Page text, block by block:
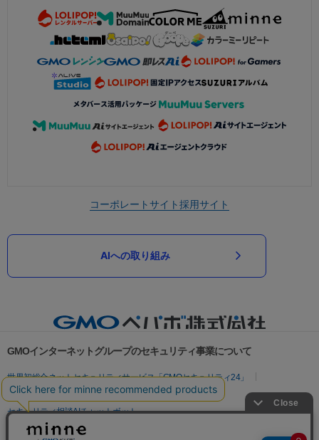
コーポレートサイト採用サイト
AIへの取り組み
GMOインターネットグループのセキュリティ事業について
世界初総合ネットセキュリティサービス「GMOセキュリティ24」
パスワード漏洩診断
Webサイトリスク診断
セキュリティ相談AIチャットボット
実在証明・盗聴対策